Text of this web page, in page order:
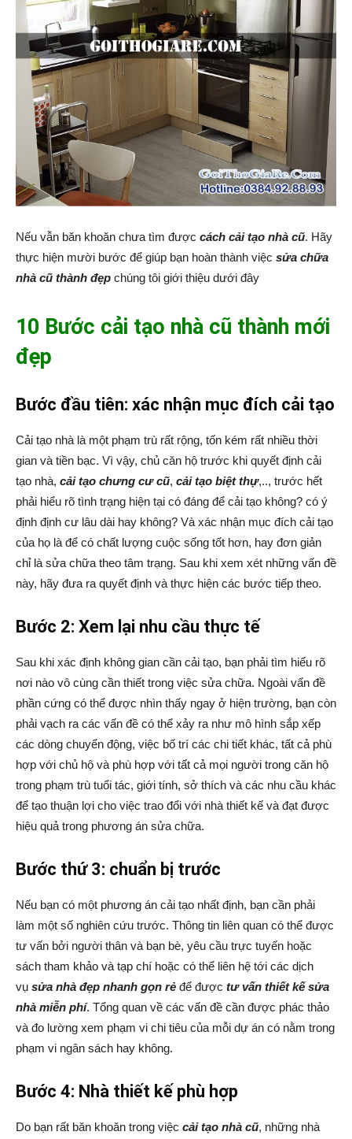
Nếu vẫn băn khoăn chưa tìm được cách cải tạo nhà cũ. Hãy
thực hiện mười bước để giúp bạn hoàn thành việc sửa chữa
nhà cũ thành đẹp chúng tôi giới thiệu dưới đây
10 Bước cải tạo nhà cũ thành mới
đẹp
Bước đầu tiên: xác nhận mục đích cải tạo
Cải tạo nhà là một phạm trù rất rộng, tốn kém rất nhiều thời
gian và tiền bạc. Vì vậy, chủ căn hộ trước khi quyết định cải
tạo nhà, cải tạo chưng cư cũ, cải tạo biệt thự,.., trước hết
phải hiểu rõ tình trạng hiện tại có đáng để cải tạo không? có ý
định định cư lâu dài hay không? Và xác nhận mục đích cải tạo
của họ là để có chất lượng cuộc sống tốt hơn, hay đơn giản
chỉ là sửa chữa theo tâm trạng. Sau khi xem xét những vấn đề
này, hãy đưa ra quyết định và thực hiện các bước tiếp theo.
Bước 2: Xem lại nhu cầu thực tế
Sau khi xác định không gian cần cải tạo, bạn phải tìm hiểu rõ
nơi nào vô cùng cần thiết trong việc sửa chữa. Ngoài vấn đề
phần cứng có thể được nhìn thấy ngay ở hiện trường, bạn còn
phải vạch ra các vấn đề có thể xảy ra như mô hình sắp xếp
các dòng chuyển động, việc bố trí các chi tiết khác, tất cả phù
hợp với chủ hộ và phù hợp với tất cả mọi người trong căn hộ
trong phạm trù tuổi tác, giới tính, sở thích và các nhu cầu khác
để tạo thuận lợi cho việc trao đổi với nhà thiết kế và đạt được
hiệu quả trong phương án sửa chữa.
Bước thứ 3: chuẩn bị trước
Nếu bạn có một phương án cải tạo nhất định, bạn cần phải
làm một số nghiên cứu trước. Thông tin liên quan có thể được
tư vấn bởi người thân và bạn bè, yêu cầu trực tuyến hoặc
sách tham khảo và tạp chí hoặc có thể liên hệ tới các dịch
vụ sửa nhà đẹp nhanh gọn rẻ để được tư vấn thiết kế sửa
nhà miễn phí. Tổng quan về các vấn đề cần được phác thảo
và đo lường xem phạm vi chi tiêu của mỗi dự án có nằm trong
phạm vi ngân sách hay không.
Bước 4: Nhà thiết kế phù hợp
Do bạn rất băn khoăn trong việc cải tạo nhà cũ, những nhà